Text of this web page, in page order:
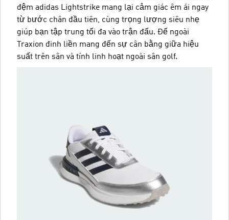
đệm adidas Lightstrike mang lại cảm giác êm ái ngay
từ bước chân đầu tiên, cùng trọng lượng siêu nhẹ
giúp bạn tập trung tối đa vào trận đấu. Đế ngoài
Traxion đinh liền mang đến sự cân bằng giữa hiệu
suất trên sân và tính linh hoạt ngoài sân golf.